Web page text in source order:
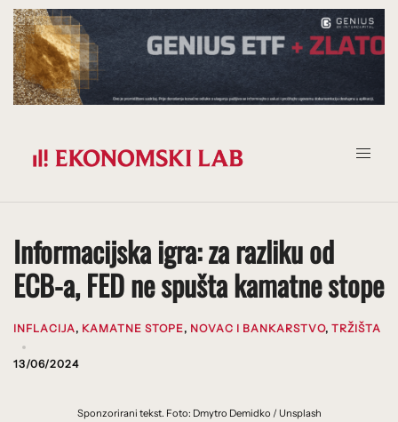
Prijeđi
na
sadržaj
Informacijska igra: za razliku od
ECB-a, FED ne spušta kamatne stope
INFLACIJA, KAMATNE STOPE, NOVAC I BANKARSTVO, TRŽIŠTA
13/06/2024
Sponzorirani tekst. Foto: Dmytro Demidko / Unsplash